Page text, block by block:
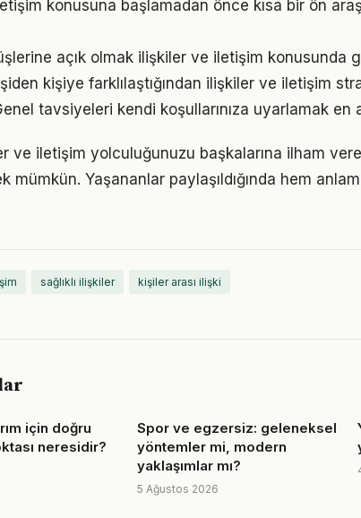
konusuna başlamadan önce kısa bir ön
açık olmak ilişkiler ve iletişim konusunda
kişiye farklılaştığından ilişkiler ve iletişim
tavsiyeleri kendi koşullarınıza uyarlamak en
ve iletişim yolculuğunuzu başkalarına ilham
mümkün. Yaşananlar paylaşıldığında hem
sağlıklı ilişkiler kişiler arası ilişki
için doğru
neresidir?
Spor ve egzersiz: geleneksel
yöntemler mi, modern
yaklaşımlar mı?
5 Ağustos 2026